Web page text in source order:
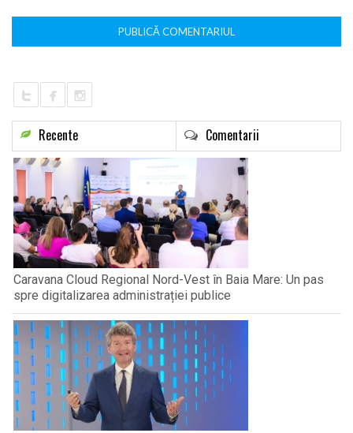
Recente Comentarii
Caravana Cloud Regional Nord-Vest în Baia Mare: Un pas
spre digitalizarea administrației publice